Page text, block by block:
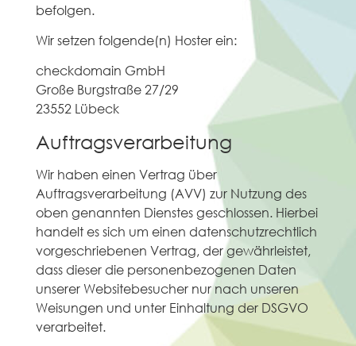
befolgen.
Wir setzen folgende(n) Hoster ein:
checkdomain GmbH
Große Burgstraße 27/29
23552 Lübeck
Auftragsverarbeitung
Wir haben einen Vertrag über
Auftragsverarbeitung (AVV) zur Nutzung des
oben genannten Dienstes geschlossen. Hierbei
handelt es sich um einen datenschutzrechtlich
vorgeschriebenen Vertrag, der gewährleistet,
dass dieser die personenbezogenen Daten
unserer Websitebesucher nur nach unseren
Weisungen und unter Einhaltung der DSGVO
verarbeitet.